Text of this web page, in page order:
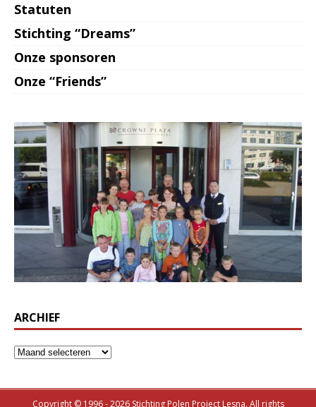
Statuten
Stichting “Dreams”
Onze sponsoren
Onze “Friends”
ARCHIEF
Copyright © 1996 - 2026 Stichting Polen Project Lesna. All rights